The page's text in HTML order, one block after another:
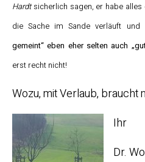
Hardtsicherlich sagen, er habe
die Sache im Sande verläuft
gemeint“ eben eher selten auch
erst recht nicht!
Wozu, mit Verlaub, braucht
Ihr
Dr.